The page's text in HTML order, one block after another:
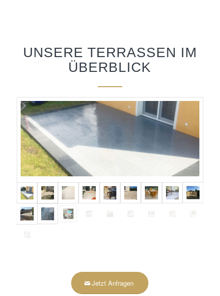
UNSERE TERRASSEN IM
ÜBERBLICK
Jetzt Anfragen